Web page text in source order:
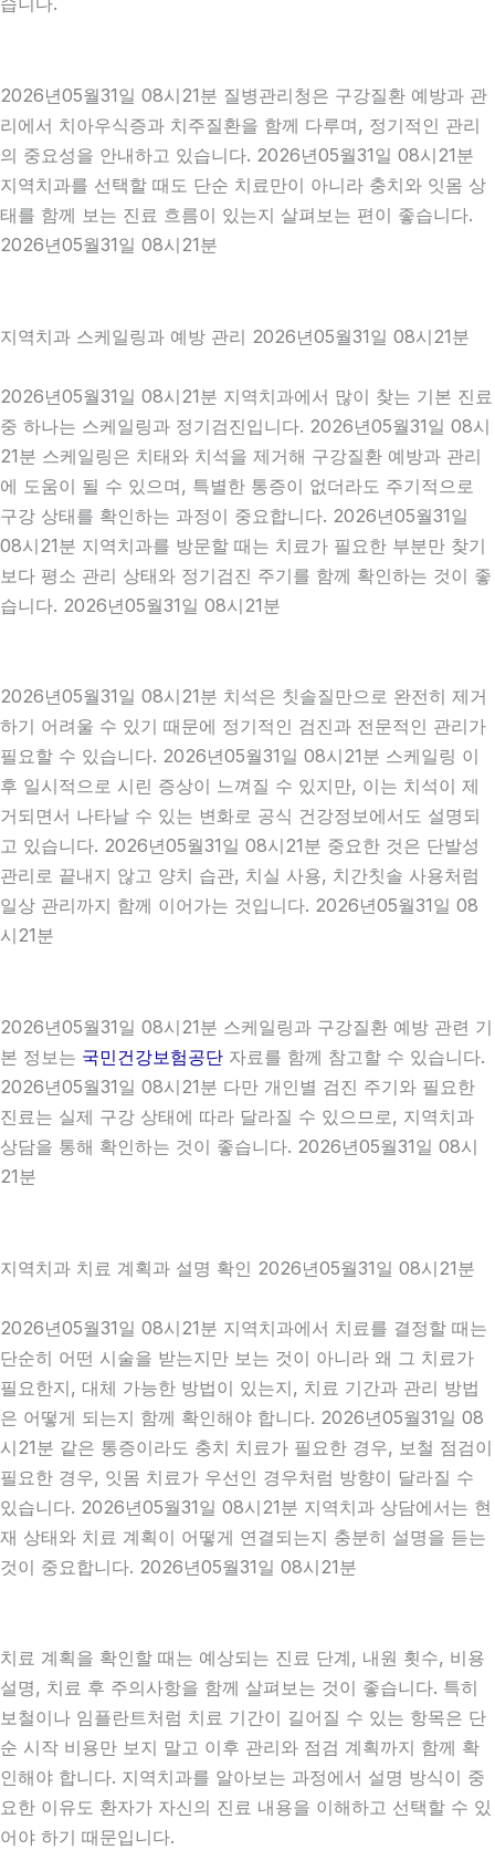
2026년05월31일 08시21분 질병관리청은 구강질환 예방과 관
리에서 치아우식증과 치주질환을 함께 다루며, 정기적인 관리
의 중요성을 안내하고 있습니다. 2026년05월31일 08시21분
지역치과를 선택할 때도 단순 치료만이 아니라 충치와 잇몸 상
태를 함께 보는 진료 흐름이 있는지 살펴보는 편이 좋습니다.
2026년05월31일 08시21분
지역치과 스케일링과 예방 관리 2026년05월31일 08시21분
2026년05월31일 08시21분 지역치과에서 많이 찾는 기본 진료
중 하나는 스케일링과 정기검진입니다. 2026년05월31일 08시
21분 스케일링은 치태와 치석을 제거해 구강질환 예방과 관리
에 도움이 될 수 있으며, 특별한 통증이 없더라도 주기적으로
구강 상태를 확인하는 과정이 중요합니다. 2026년05월31일
08시21분 지역치과를 방문할 때는 치료가 필요한 부분만 찾기
보다 평소 관리 상태와 정기검진 주기를 함께 확인하는 것이 좋
습니다. 2026년05월31일 08시21분
2026년05월31일 08시21분 치석은 칫솔질만으로 완전히 제거
하기 어려울 수 있기 때문에 정기적인 검진과 전문적인 관리가
필요할 수 있습니다. 2026년05월31일 08시21분 스케일링 이
후 일시적으로 시린 증상이 느껴질 수 있지만, 이는 치석이 제
거되면서 나타날 수 있는 변화로 공식 건강정보에서도 설명되
고 있습니다. 2026년05월31일 08시21분 중요한 것은 단발성
관리로 끝내지 않고 양치 습관, 치실 사용, 치간칫솔 사용처럼
일상 관리까지 함께 이어가는 것입니다. 2026년05월31일 08
시21분
2026년05월31일 08시21분 스케일링과 구강질환 예방 관련 기
본 정보는 국민건강보험공단 자료를 함께 참고할 수 있습니다.
2026년05월31일 08시21분 다만 개인별 검진 주기와 필요한
진료는 실제 구강 상태에 따라 달라질 수 있으므로, 지역치과
상담을 통해 확인하는 것이 좋습니다. 2026년05월31일 08시
21분
지역치과 치료 계획과 설명 확인 2026년05월31일 08시21분
2026년05월31일 08시21분 지역치과에서 치료를 결정할 때는
단순히 어떤 시술을 받는지만 보는 것이 아니라 왜 그 치료가
필요한지, 대체 가능한 방법이 있는지, 치료 기간과 관리 방법
은 어떻게 되는지 함께 확인해야 합니다. 2026년05월31일 08
시21분 같은 통증이라도 충치 치료가 필요한 경우, 보철 점검이
필요한 경우, 잇몸 치료가 우선인 경우처럼 방향이 달라질 수
있습니다. 2026년05월31일 08시21분 지역치과 상담에서는 현
재 상태와 치료 계획이 어떻게 연결되는지 충분히 설명을 듣는
것이 중요합니다. 2026년05월31일 08시21분
치료 계획을 확인할 때는 예상되는 진료 단계, 내원 횟수, 비용
설명, 치료 후 주의사항을 함께 살펴보는 것이 좋습니다. 특히
보철이나 임플란트처럼 치료 기간이 길어질 수 있는 항목은 단
순 시작 비용만 보지 말고 이후 관리와 점검 계획까지 함께 확
인해야 합니다. 지역치과를 알아보는 과정에서 설명 방식이 중
요한 이유도 환자가 자신의 진료 내용을 이해하고 선택할 수 있
어야 하기 때문입니다.